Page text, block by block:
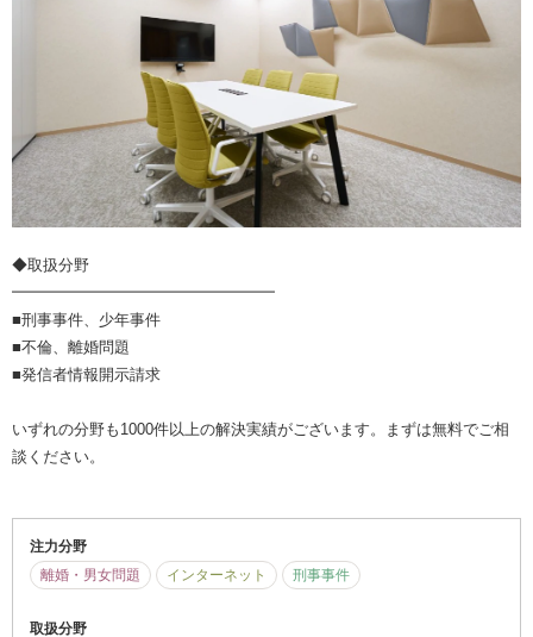
◆取扱分野
━━━━━━━━━━━━━━━━━
■刑事事件、少年事件
■不倫、離婚問題
■発信者情報開示請求
いずれの分野も1000件以上の解決実績がございます。まずは無料でご相
談ください。
注力分野
離婚・男女問題
インターネット 刑事事件
取扱分野